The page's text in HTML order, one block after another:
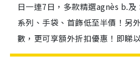
日一連7日，多款精選agnès b.及
系列、手袋、首飾低至半價！另
數，更可享額外折扣優惠！即睇